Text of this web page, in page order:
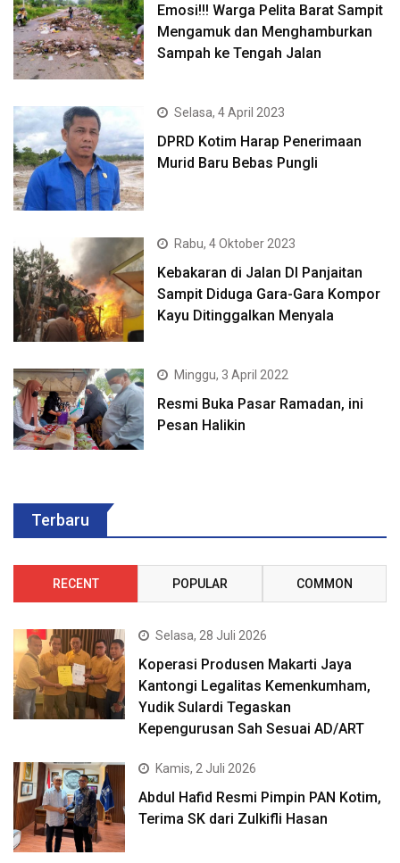
Emosi!!! Warga Pelita Barat Sampit
Mengamuk dan Menghamburkan
Sampah ke Tengah Jalan
Selasa, 4 April 2023
DPRD Kotim Harap Penerimaan
Murid Baru Bebas Pungli
Rabu, 4 Oktober 2023
Kebakaran di Jalan DI Panjaitan
Sampit Diduga Gara-Gara Kompor
Kayu Ditinggalkan Menyala
Minggu, 3 April 2022
Resmi Buka Pasar Ramadan, ini
Pesan Halikin
Terbaru
RECENT POPULAR COMMON
Selasa, 28 Juli 2026
Koperasi Produsen Makarti Jaya
Kantongi Legalitas Kemenkumham,
Yudik Sulardi Tegaskan
Kepengurusan Sah Sesuai AD/ART
Kamis, 2 Juli 2026
Abdul Hafid Resmi Pimpin PAN Kotim,
Terima SK dari Zulkifli Hasan